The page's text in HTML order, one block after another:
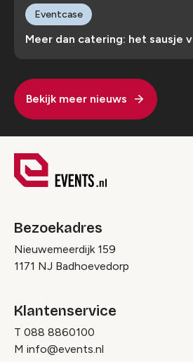
Meer dan catering: het sausje
Eventcase
Bekijk meer nieuws
Bezoekadres
Nieuwemeerdijk 159
1171 NJ Badhoevedorp
Klantenservice
T 088 8860100
M info@events.nl